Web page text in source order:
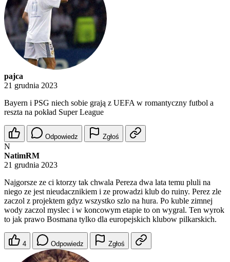
pajca
21 grudnia 2023
Bayern i PSG niech sobie grają z UEFA w romantyczny futbol a
reszta na pokład Super League
Odpowiedz Zgłoś
N
NatimRM
21 grudnia 2023
Najgorsze ze ci ktorzy tak chwala Pereza dwa lata temu pluli na
niego ze jest nieudacznikiem i ze prowadzi klub do ruiny. Perez zle
zaczol z projektem gdyz wszystko szlo na hura. Po kuble zimnej
wody zaczol myslec i w koncowym etapie to on wygral. Ten wyrok
to jak prawo Bosmana tylko dla europejskich klubow pilkarskich.
4 Odpowiedz Zgłoś